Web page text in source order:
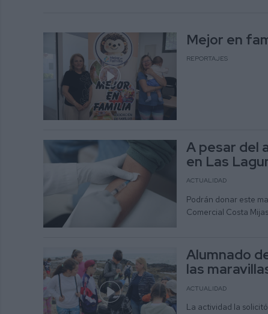
Mejor en
REPORTAJES
A pesar del
en Las
ACTUALIDAD
Podrán donar este
Comercial Costa
Alumnado
las
ACTUALIDAD
La actividad la